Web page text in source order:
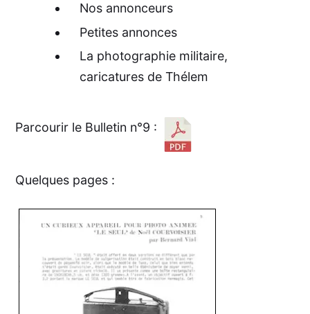
Nos annonceurs
Petites annonces
La photographie militaire,
caricatures de Thélem
Parcourir le Bulletin n°9 :
Quelques pages :